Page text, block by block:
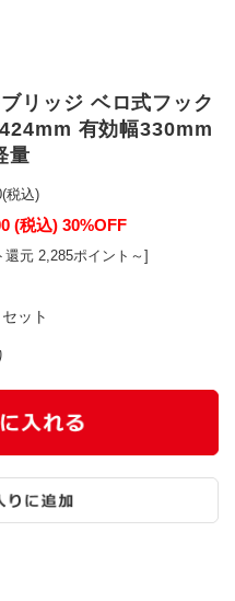
リッジ ベロ式フック
有効幅330mm
量
(税込)
(税込) 30%OFF
還元 2,285ポイント～]
セット